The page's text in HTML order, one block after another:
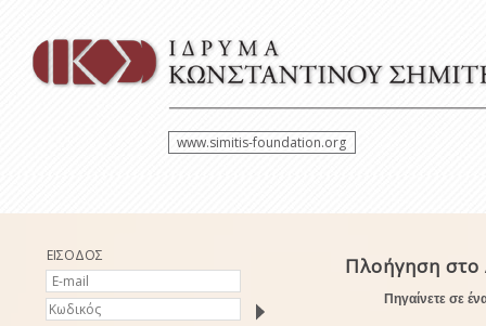
www.simitis-foundation.org
ΕΙΣΟΔΟΣ Πλοήγηση στο
Πηγαίνετε σε